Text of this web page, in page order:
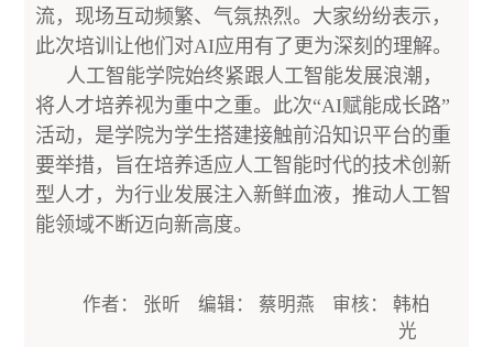
流，现场互动频繁、气氛热烈。大家纷纷表示，
此次培训让他们对AI应用有了更为深刻的理解。
人工智能学院始终紧跟人工智能发展浪潮，
将人才培养视为重中之重。此次“AI赋能成长路”
活动，是学院为学生搭建接触前沿知识平台的重
要举措，旨在培养适应人工智能时代的技术创新
型人才，为行业发展注入新鲜血液，推动人工智
能领域不断迈向新高度。
作者： 张昕 编辑： 蔡明燕 审核： 韩柏
光